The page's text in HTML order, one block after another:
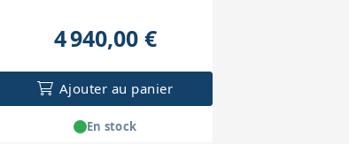
4 940,00 €
Ajouter au panier
En stock